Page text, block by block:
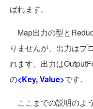
ばれます。
Map出力の型と
りませんが、出力はプ
れます。出力は
の<Key, Value>です。
ここまでの説明のよ